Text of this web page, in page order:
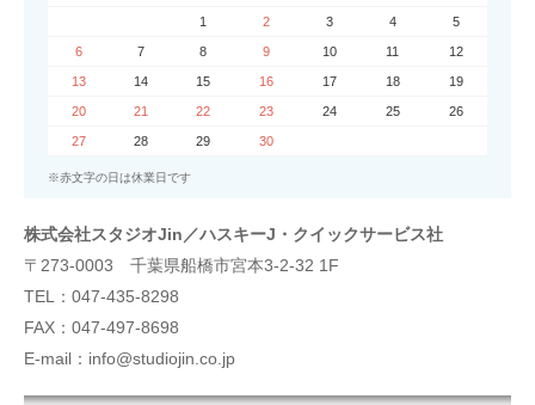
1 2 3 4 5
6 7 8 9 10 11 12
13 14 15 16 17 18 19
20 21 22 23 24 25 26
27 28 29 30
※赤文字の日は休業日です
株式会社スタジオJin／ハスキーJ・クイックサービス社
〒273-0003 千葉県船橋市宮本3-2-32 1F
TEL：047-435-8298
FAX：047-497-8698
E-mail：info@studiojin.co.jp